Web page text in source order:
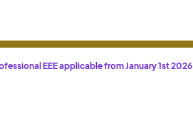
EEE applicable from January 1st 2026